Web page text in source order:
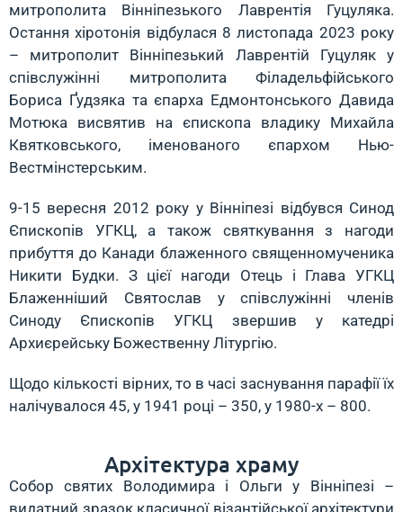
митрополита Вінніпезького Лаврентія Гуцуляка.
Остання хіротонія відбулася 8 листопада 2023 року
– митрополит Вінніпезький Лаврентій Гуцуляк у
співслужінні митрополита Філадельфійського
Бориса Ґудзяка та єпарха Едмонтонського Давида
Мотюка висвятив на єпископа владику Михайла
Квятковського, іменованого єпархом Нью-
Вестмінстерським.
9-15 вересня 2012 року у Вінніпезі відбувся Синод
Єпископів УГКЦ, а також святкування з нагоди
прибуття до Канади блаженного священномученика
Никити Будки. З цієї нагоди Отець і Глава УГКЦ
Блаженніший Святослав у співслужінні членів
Синоду Єпископів УГКЦ звершив у катедрі
Архиєрейську Божественну Літургію.
Щодо кількості вірних, то в часі заснування парафії їх
налічувалося 45, у 1941 році – 350, у 1980-х – 800.
Архітектура храму
Собор святих Володимира і Ольги у Вінніпезі –
видатний зразок класичної візантійської архітектури